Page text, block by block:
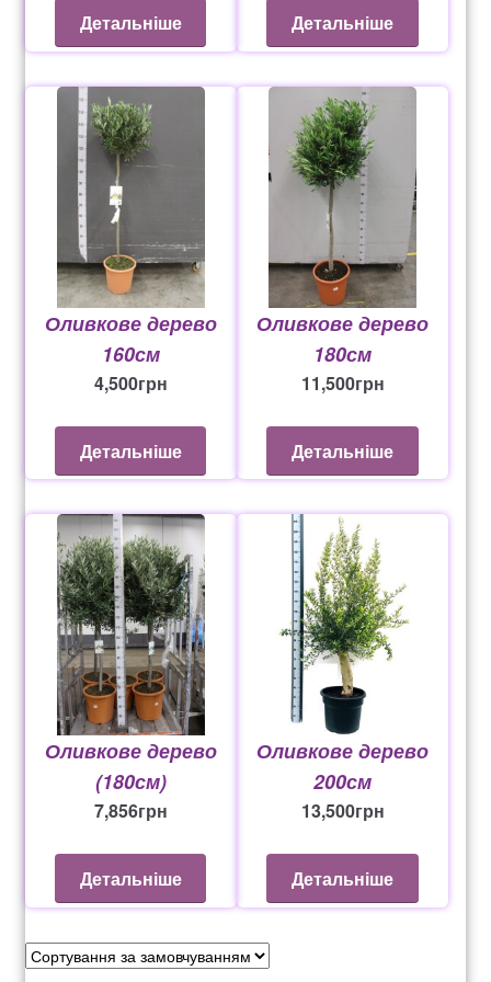
Оформление заказа
Рахунок 1606
Рахунок 2415
рахунок 3545
рахунок 4180
рахунок 4500
рахунок 765
Рахунок 936
счет 1650
счет 300
счет 3235
счет 545
счет 575
ТОТАЛЬНИЙ РОЗПРОДАЖ
Детальніше Детальніше
Оливкове дерево
160см
4,500грн
Детальніше
Оливкове дерево
180см
11,500грн
Детальніше
Оливкове дерево
(180см)
7,856грн
Детальніше
Оливкове дерево
200см
13,500грн
Детальніше